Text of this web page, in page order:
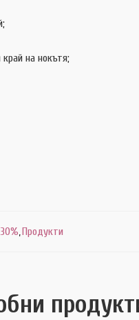
на нокътя;
,Продукти